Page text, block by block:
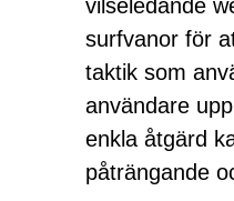
vilseledande
surfvanor för
taktik som
användare
enkla åtgärd
påträngande